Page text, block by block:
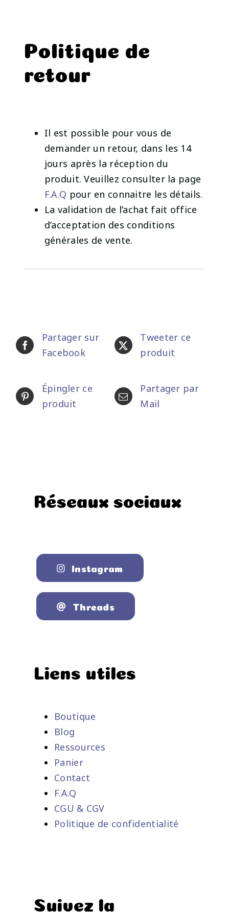
Politique de
retour
Il est possible pour vous de
demander un retour, dans les 14
jours après la réception du
produit. Veuillez consulter la page
F.A.Q pour en connaitre les détails.
La validation de l’achat fait office
d’acceptation des conditions
générales de vente.
Partager sur
Facebook
Tweeter ce
produit
Épingler ce
produit
Partager par
Mail
Réseaux sociaux
Instagram
Threads
Liens utiles
Boutique
Blog
Ressources
Panier
Contact
F.A.Q
CGU & CGV
Politique de confidentialité
Suivez la